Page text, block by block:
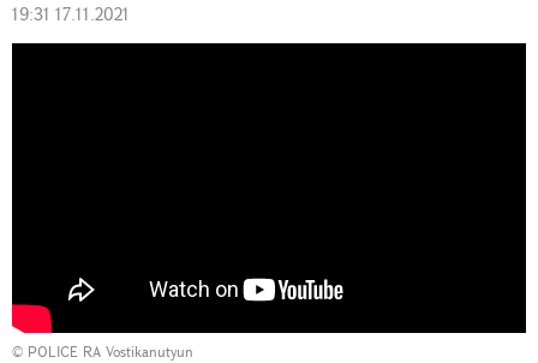
19:31 17.11.2021
© POLICE RA Vostikanutyun